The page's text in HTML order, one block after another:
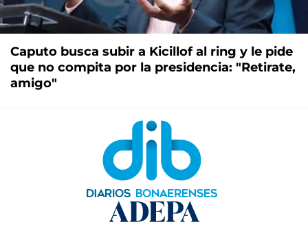
Caputo busca subir a Kicillof al ring y le pide
que no compita por la presidencia: "Retirate,
amigo"